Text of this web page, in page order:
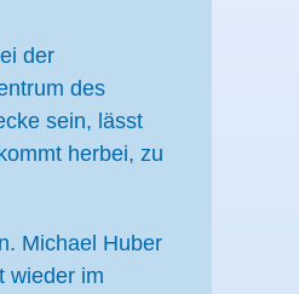
der
des
sein, lässt
herbei, zu
Michael Huber
wieder im